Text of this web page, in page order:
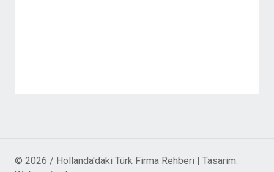
© 2026 / Hollanda'daki Türk Firma Rehberi | Tasarim: